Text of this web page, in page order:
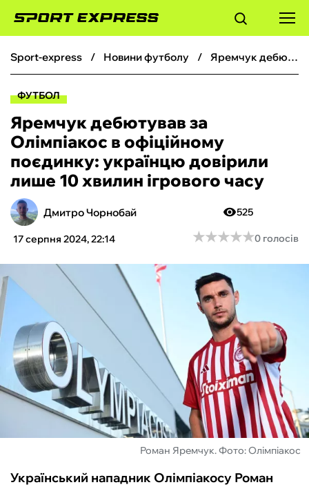
ФУТБОЛ
БОКС
ХОКЕЙ
ТЕНІС
КІБЕРСПОРТ
ЧС-2026
ФУТЗАЛ
ІНШІ
БУКМЕКЕРИ
sport-express новини футболу Яремчук дебютував за Олімпіакос в офіційному поєдинку: українцю довірили лише 10 хвилин ігрового часу
ФУТБОЛ
Яремчук дебютував за
Олімпіакос в офіційному
поєдинку: українцю довірили
лише 10 хвилин ігрового часу
Дмитро Чорнобай
17 серпня 2024, 22:14
525
★★★★★
★★★★★0 голосів
Роман Яремчук. Фото: Олімпіакос
Український нападник Олімпіакосу Роман